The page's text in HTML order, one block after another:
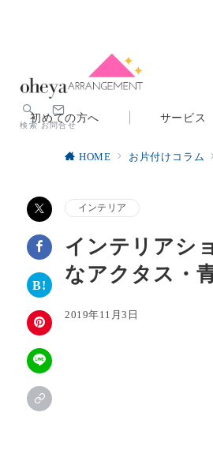
検索 お問合せ
初めての方へ サービス
HOME お片付けコラム
インテリア
インテリアシ
なアクタス・
2019年11月3日